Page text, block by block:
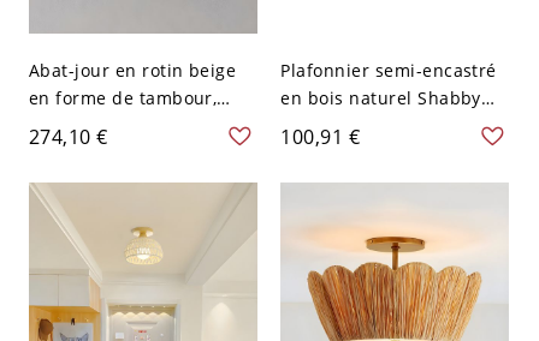
Abat-jour en rotin beige
en forme de tambour,
plafonnier traditionnel à 1
lumière - 110 V-120 V
45,72 cm
274,10 €
Plafonnier semi-encastré
en bois naturel Shabby
Chic avec abat-jour en
rotin - 110 V-120 V 25,4 cm
100,91 €